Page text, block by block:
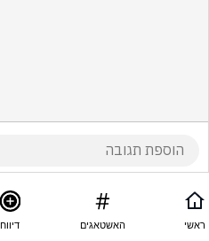
ראשי האשטאגים דיווח